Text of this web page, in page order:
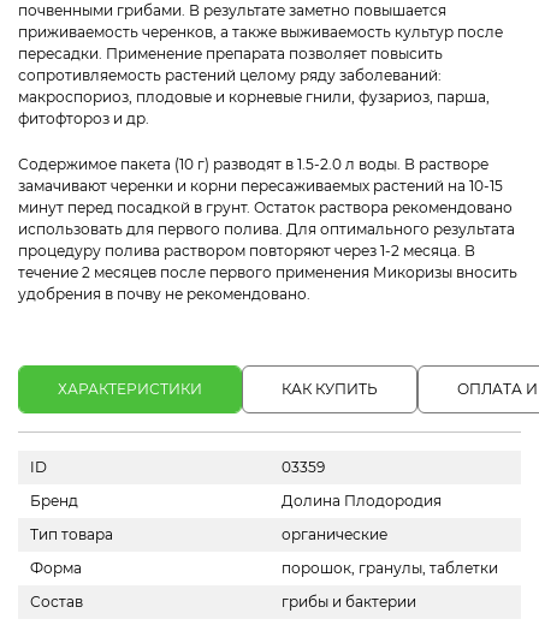
почвенными грибами. В результате заметно повышается
приживаемость черенков, а также выживаемость культур после
пересадки. Применение препарата позволяет повысить
сопротивляемость растений целому ряду заболеваний:
макроспориоз, плодовые и корневые гнили, фузариоз, парша,
фитофтороз и др.
Содержимое пакета (10 г) разводят в 1.5-2.0 л воды. В растворе
замачивают черенки и корни пересаживаемых растений на 10-15
минут перед посадкой в грунт. Остаток раствора рекомендовано
использовать для первого полива. Для оптимального результата
процедуру полива раствором повторяют через 1-2 месяца. В
течение 2 месяцев после первого применения Микоризы вносить
удобрения в почву не рекомендовано.
ХАРАКТЕРИСТИКИ КАК КУПИТЬ ОПЛАТА
ID
03359
Бренд
Долина Плодородия
Тип товара
органические
Форма
порошок, гранулы, таблетки
Состав
грибы и бактерии